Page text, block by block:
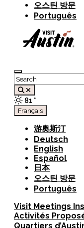
오스틴 방문
Português
81 °
Français
游奥斯汀
Deutsch
English
Español
日本
오스틴 방문
Português
Visit Meetings
Activités
Quartiers